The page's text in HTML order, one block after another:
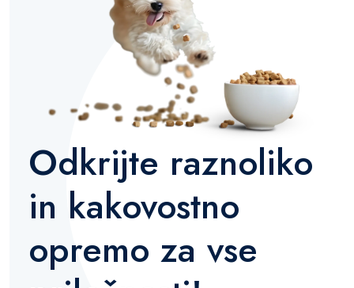
Odkrijte raznoliko
in kakovostno
opremo za vse